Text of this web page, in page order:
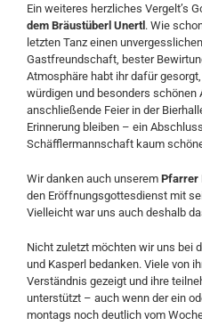
Ein weiteres herzliches Vergelt’s
dem Bräustüberl Unertl. Wie
letzten Tanz einen
Gastfreundschaft, bester
Atmosphäre habt ihr dafür
würdigen und besonders
anschließende Feier in der
Erinnerung bleiben – ein
Schäfflermannschaft kaum
Wir danken auch unserem Pfarrer
den Eröffnungsgottesdienst mit
Vielleicht war uns auch deshalb
Nicht zuletzt möchten wir uns bei
und Kasperl bedanken. Viele von
Verständnis gezeigt und ihre
unterstützt – auch wenn der ein
montags noch deutlich vom